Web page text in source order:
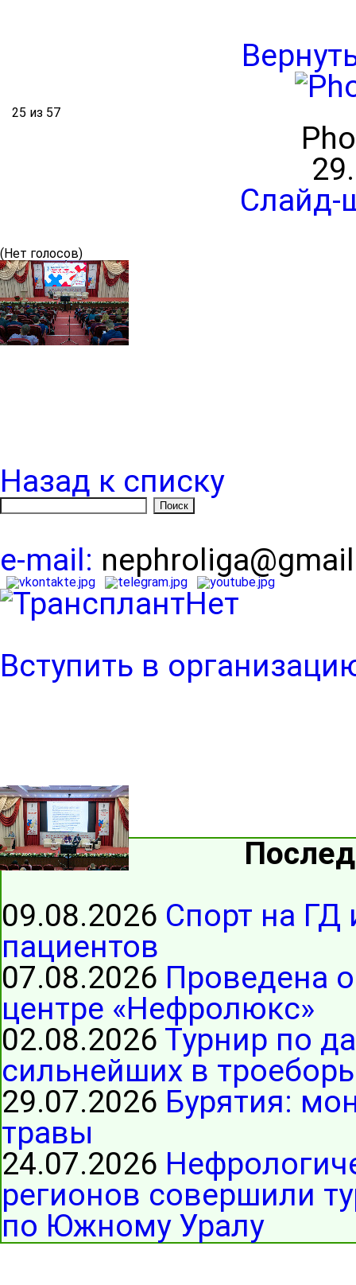
25 из 57
Слайд-
(Нет голосов)
Назад к списку
e-mail:
Вступить в
09.08.2026 Спорт на ГД
пациентов
07.08.2026 Проведена
центре «Нефролюкс»
02.08.2026 Турнир по
сильнейших в
29.07.2026 Бурятия:
травы
24.07.2026
регионов совершили
по Южному Уралу